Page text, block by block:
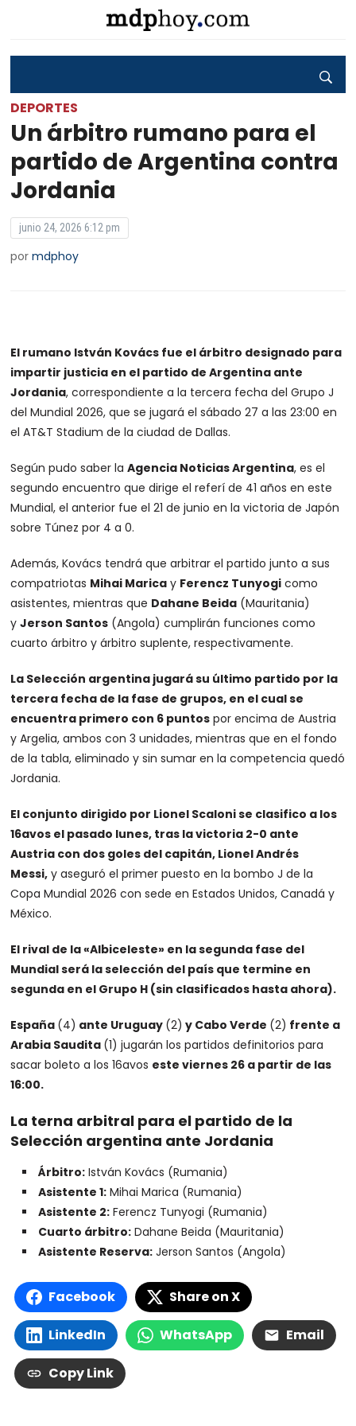
DEPORTES
Un árbitro rumano para el
partido de Argentina contra
Jordania
junio 24, 2026 6:12 pm
pormdphoy
El rumano István Kovács fue el árbitro designado para
impartir justicia en el partido de Argentina ante
Jordania, correspondiente a la tercera fecha del Grupo J
del Mundial 2026, que se jugará el sábado 27 a las 23:00 en
el AT&T Stadium de la ciudad de Dallas.
Según pudo saber laAgencia Noticias Argentina, es el
segundo encuentro que dirige el referí de 41 años en este
Mundial, el anterior fue el 21 de junio en la victoria de Japón
sobre Túnez por 4 a 0.
Además, Kovács tendrá que arbitrar el partido junto a sus
compatriotas Mihai Marica y Ferencz Tunyogi como
asistentes, mientras que Dahane Beida (Mauritania)
yJerson Santos (Angola) cumplirán funciones como
cuarto árbitro y árbitro suplente, respectivamente.
La Selección argentina jugará su último partido por la
tercera fecha de la fase de grupos, en el cual se
encuentra primero con 6 puntos por encima de Austria
y Argelia, ambos con 3 unidades, mientras que en el fondo
de la tabla, eliminado y sin sumar en la competencia quedó
Jordania.
El conjunto dirigido por Lionel Scaloni se clasifico a los
16avos el pasado lunes, tras la victoria 2-0 ante
Austria con dos goles del capitán, Lionel Andrés
Messi, y aseguró el primer puesto en la bombo J de la
Copa Mundial 2026 con sede en Estados Unidos, Canadá y
México.
El rival de la «Albiceleste» en la segunda fase del
Mundial será la selección del país que termine en
segunda en el Grupo H (sin clasificados hasta ahora).
España (4) ante Uruguay (2) y Cabo Verde (2) frente a
Arabia Saudita (1) jugarán los partidos definitorios para
sacar boleto a los 16avos este viernes 26 a partir de las
16:00.
La terna arbitral para el partido de la
Selección argentina ante Jordania
Árbitro: István Kovács (Rumania)
Asistente 1: Mihai Marica (Rumania)
Asistente 2: Ferencz Tunyogi (Rumania)
Cuarto árbitro: Dahane Beida (Mauritania)
Asistente Reserva: Jerson Santos (Angola)
Facebook Share on X
LinkedIn WhatsApp Email
Copy Link